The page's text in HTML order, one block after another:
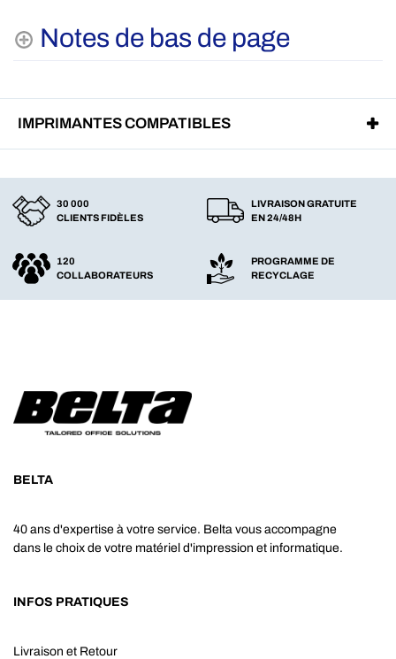
Notes de bas de page
IMPRIMANTES COMPATIBLES
30 000
CLIENTS FIDÈLES
LIVRAISON GRATUITE
EN 24/48H
120
COLLABORATEURS
PROGRAMME DE
RECYCLAGE
BELTA
40 ans d'expertise à votre service. Belta vous accompagne
dans le choix de votre matériel d'impression et informatique.
INFOS PRATIQUES
Livraison et Retour